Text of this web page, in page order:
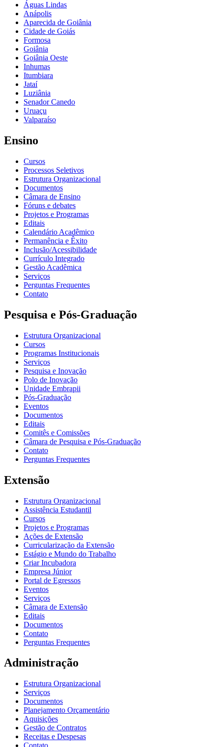
Águas Lindas
Anápolis
Aparecida de Goiânia
Cidade de Goiás
Formosa
Goiânia
Goiânia Oeste
Inhumas
Itumbiara
Jataí
Luziânia
Senador Canedo
Uruaçu
Valparaíso
Ensino
Cursos
Processos Seletivos
Estrutura Organizacional
Documentos
Câmara de Ensino
Fóruns e debates
Projetos e Programas
Editais
Calendário Acadêmico
Permanência e Êxito
Inclusão/Acessibilidade
Currículo Integrado
Gestão Acadêmica
Serviços
Perguntas Frequentes
Contato
Pesquisa e Pós-Graduação
Estrutura Organizacional
Cursos
Programas Institucionais
Serviços
Pesquisa e Inovação
Polo de Inovação
Unidade Embrapii
Pós-Graduação
Eventos
Documentos
Editais
Comitês e Comissões
Câmara de Pesquisa e Pós-Graduação
Contato
Perguntas Frequentes
Extensão
Estrutura Organizacional
Assistência Estudantil
Cursos
Projetos e Programas
Ações de Extensão
Curricularização da Extensão
Estágio e Mundo do Trabalho
Criar Incubadora
Empresa Júnior
Portal de Egressos
Eventos
Serviços
Câmara de Extensão
Editais
Documentos
Contato
Perguntas Frequentes
Administração
Estrutura Organizacional
Serviços
Documentos
Planejamento Orçamentário
Aquisições
Gestão de Contratos
Receitas e Despesas